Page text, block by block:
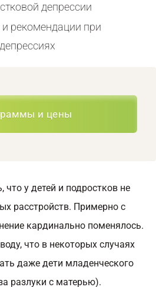
депрессии
рекомендации при
и цены
что у детей и подростков не
расстройств. Примерно с
кардинально поменялось.
что в некоторых случаях
даже дети младенческого
разлуки с матерью).